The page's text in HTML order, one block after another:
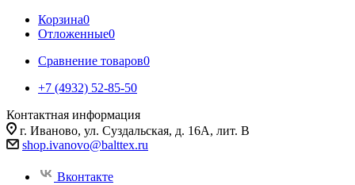
Корзина0
Отложенные0
Сравнение товаров0
+7 (4932) 52-85-50
Контактная информация
г. Иваново, ул. Суздальская, д. 16А, лит. В
shop.ivanovo@balttex.ru
Вконтакте